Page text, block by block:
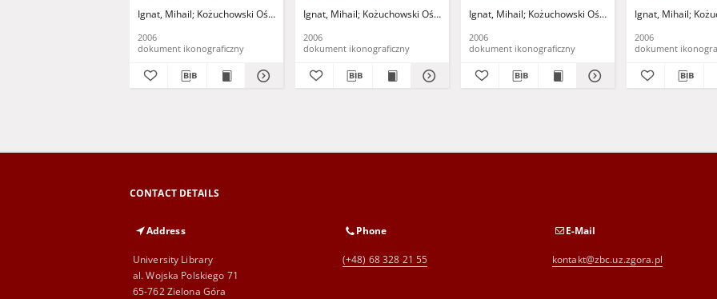
Ignat, Mihail Kożuchowski Ośrodek Kultury i Sportu "Zamek" (Kożuchów). (ul. Klasztorna 14, 67-120 Kożuchów, tel. (068) 553-55-
2006
dokument ikonograficzny
Ignat, Mihail Kożuchowski Ośrodek Kultury i Sportu "Zamek" (Kożuchów). (ul. Klasztorna 14,
2006
dokument ikonograficzny
Ignat, Mihail Kożuchowski Ośrodek Kultury i Sportu
2006
dokument ikonograficzny
Ignat, Mihail
2006
dokument
CONTACT DETAILS
Address
University Library
al. Wojska Polskiego 71
65-762 Zielona Góra
Phone
(+48) 68 328 21 55
E-Mail
kontakt@zbc.uz.zgora.pl